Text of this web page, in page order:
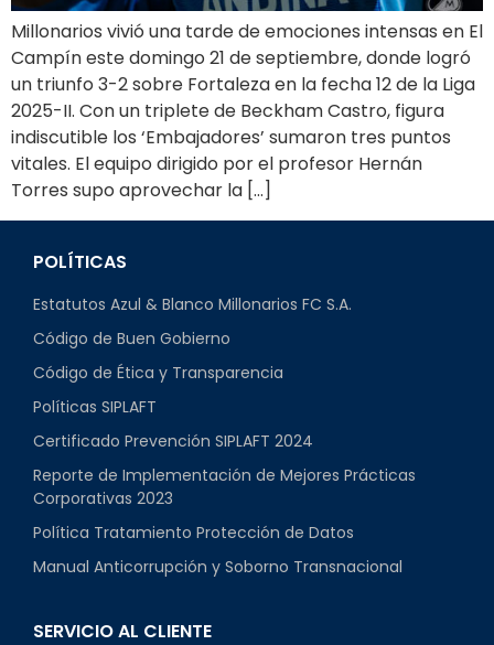
Millonarios vivió una tarde de emociones intensas en El
Campín este domingo 21 de septiembre, donde logró
un triunfo 3-2 sobre Fortaleza en la fecha 12 de la Liga
2025-II. Con un triplete de Beckham Castro, figura
indiscutible los ‘Embajadores’ sumaron tres puntos
vitales. El equipo dirigido por el profesor Hernán
Torres supo aprovechar la […]
POLÍTICAS
Estatutos Azul & Blanco Millonarios FC S.A.
Código de Buen Gobierno
Código de Ética y Transparencia
Políticas SIPLAFT
Certificado Prevención SIPLAFT 2024
Reporte de Implementación de Mejores Prácticas
Corporativas 2023
Política Tratamiento Protección de Datos
Manual Anticorrupción y Soborno Transnacional
SERVICIO AL CLIENTE